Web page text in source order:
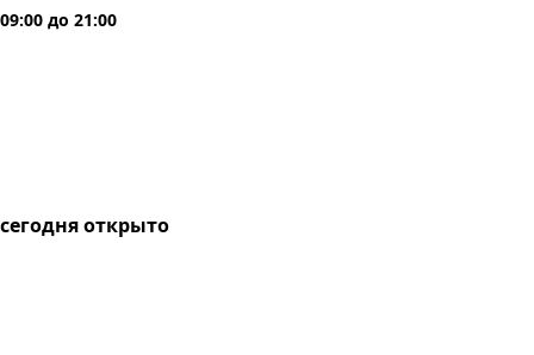
09:00 до 21:00
сегодняоткрыто